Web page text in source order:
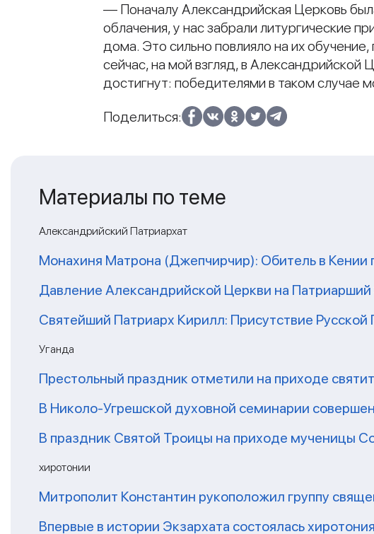
— Поначалу Александрийская Церковь
облачения, у нас забрали литургические
дома. Это сильно повлияло на их
сейчас, на мой взгляд, в Александрийской
достигнут: победителями в таком случае
Поделиться:
Материалы по теме
Александрийский Патриархат
Монахиня Матрона (Джепчирчир): Обитель в Кении
Давление Александрийской Церкви на
Святейший Патриарх Кирилл: Присутствие
Уганда
Престольный праздник отметили на приходе
В Николо-Угрешской духовной семинарии
В праздник Святой Троицы на приходе мученицы
хиротонии
Митрополит Константин рукоположил группу
Впервые в истории Экзархата состоялась